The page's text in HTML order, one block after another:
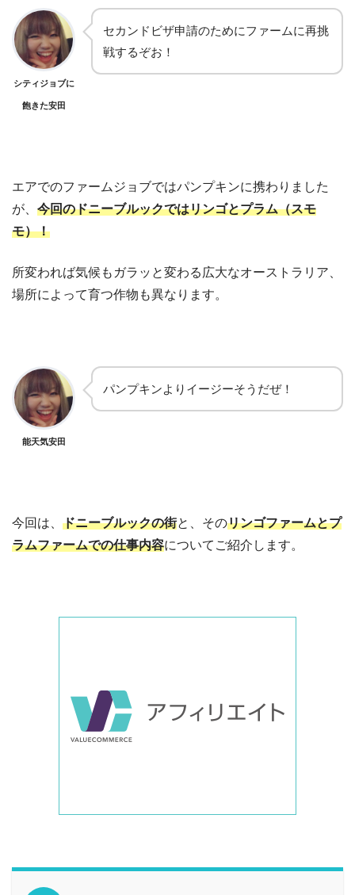
シティジョブに
飽きた安田
セカンドビザ申請のためにファームに再挑
戦するぞお！
エアでのファームジョブではパンプキンに携わりました
が、 今回のドニーブルックではリンゴとプラム（スモ
モ）！
所変われば気候もガラッと変わる広大なオーストラリア、
場所によって育つ作物も異なります。
能天気安田
パンプキンよりイージーそうだぜ！
今回は、 ドニーブルックの街と、そのリンゴファームとプ
ラムファームでの仕事内容についてご紹介します。